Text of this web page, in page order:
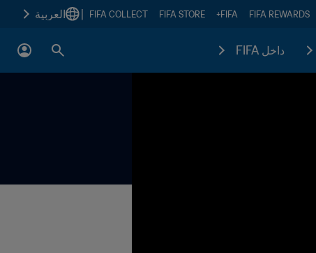
FIFA REWARDS
FIFA+
FIFA STORE
FIFA COLLECT العربية
داخل FIFA